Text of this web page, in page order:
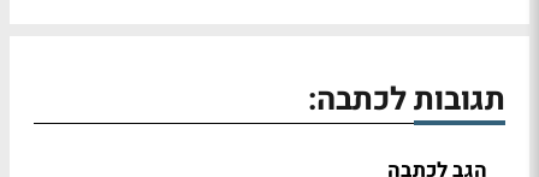
תגובות לכתבה:
הגב לכתבה